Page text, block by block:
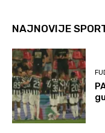
NAJNOVIJE